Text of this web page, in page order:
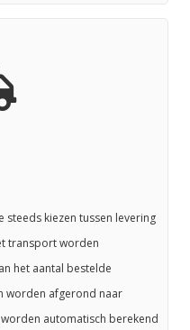
steeds kiezen tussen levering
transport worden
het aantal bestelde
worden afgerond naar
automatisch berekend